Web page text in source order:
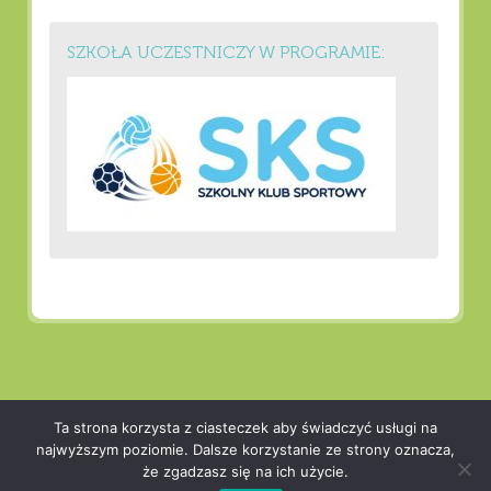
SZKOŁA UCZESTNICZY W PROGRAMIE:
ODVIVA THEMES.
Ta strona korzysta z ciasteczek aby świadczyć usługi na
najwyższym poziomie. Dalsze korzystanie ze strony oznacza,
że zgadzasz się na ich użycie.